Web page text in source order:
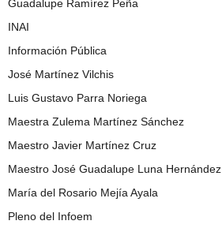
Guadalupe Ramírez Peña
INAI
Información Pública
José Martínez Vilchis
Luis Gustavo Parra Noriega
Maestra Zulema Martínez Sánchez
Maestro Javier Martínez Cruz
Maestro José Guadalupe Luna Hernández
María del Rosario Mejía Ayala
Pleno del Infoem